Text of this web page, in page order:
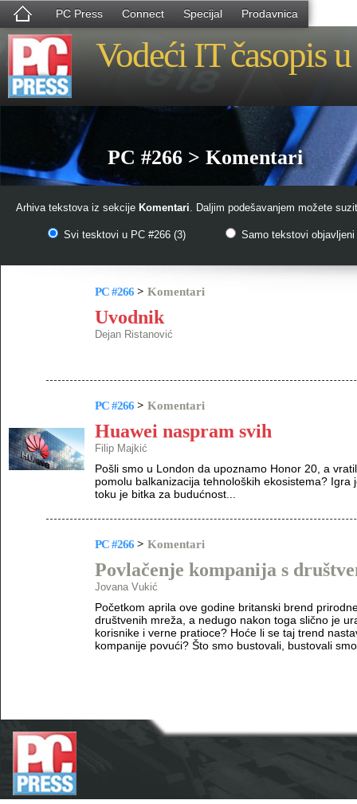
PC Press Connect Specijal Prodavnica
Vodeći IT časopis
PC #266 > Komentari
Arhiva tekstova iz sekcije Komentari. Daljim podešavanjem možete
Svi tesktovi u PC #266 (3) Samo tekstovi objavljeni
PC #266 > Komentari
Uvodnik
Dejan Ristanović
PC #266 > Komentari
Huawei naspram svih
Filip Majkić
Pošli smo u London da upoznamo Honor 20, a
pomolu balkanizacija tehnoloških ekosistema?
toku je bitka za budućnost...
PC #266 > Komentari
Povlačenje kompanija s
Jovana Vukić
Početkom aprila ove godine britanski brend
društvenih mreža, a nedugo nakon toga slično je
korisnike i verne pratioce? Hoće li se taj trend
kompanije povući? Što smo bustovali, bustovali